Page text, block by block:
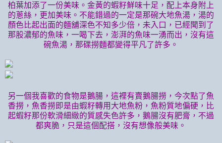
柏葉加添了一份美味。金黃的蝦籽鮮味十足，配上本身附上
的蔥絲，更加美味。不能錯過的一定是那碗大地魚湯，湯的
顏色比起出面的麵舖深色不知多少倍，未入口，已經聞到了
那股濃郁的魚味，一喝下去，澎湃的魚味一湧而出，沒有這
碗魚湯，那碟撈麵都變得平凡了許多。
另一個我喜歡的食物是鵝腸，這裡有賣鵝腸撈，今次點了魚
香撈，魚香撈即是由蝦籽轉用大地魚粉，魚粉質地偏硬，比
起蝦籽那份軟滑細緻的質感失色許多，鵝腸沒有肥膏，不過
都爽脆，只是這個配搭，沒有想像般美味。